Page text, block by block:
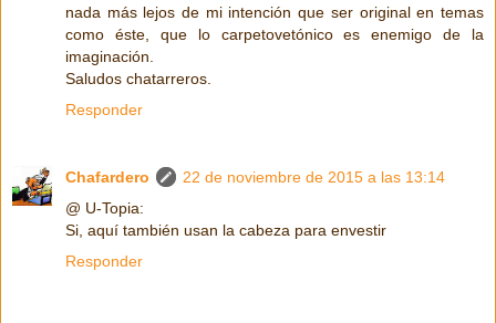
nada más lejos de mi intención que ser original en temas
como éste, que lo carpetovetónico es enemigo de la
imaginación.
Saludos chatarreros.
Responder
Chafardero
22 de noviembre de 2015 a las 13:14
@ U-Topia:
Si, aquí también usan la cabeza para envestir
Responder